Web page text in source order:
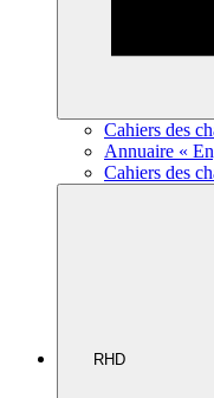
Cahiers des
Annuaire «
Cahiers des
RHD